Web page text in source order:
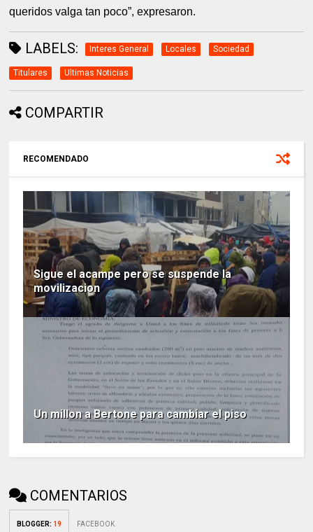
queridos valga tan poco”, expresaron.
LABELS: Interes General Locales Sociedad
Titulares Ultimas Noticias
COMPARTIR
RECOMENDADO
Sigue el acampe pero se suspende la
movilizacion
Un millon a Bertone para cambiar el piso
COMENTARIOS
BLOGGER: 19 FACEBOOK